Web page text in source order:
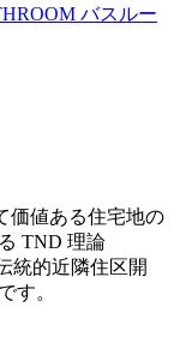
バスルー
価値ある住宅地の
TND 理論
統的近隣住区開
す。